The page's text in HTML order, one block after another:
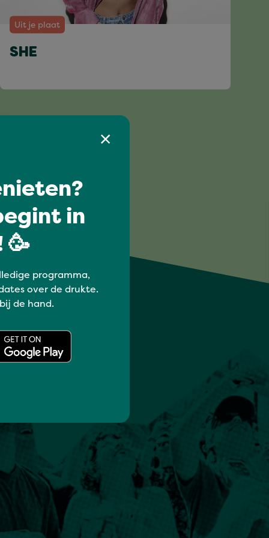
Uit je plaat
SHE
in
🥳
programma,
over de drukte.
de hand.